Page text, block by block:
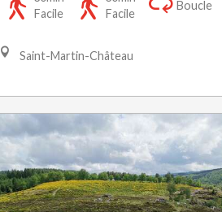
Facile
Facile
Boucle
Saint-Martin-Château